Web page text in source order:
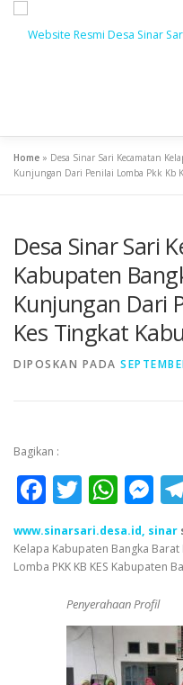
BERANDA BERITA
LAYANAN DUSUN
PRODUK HUKUM
Home » Desa Sinar Sari Kecamatan
Kunjungan Dari Penilai Lomba Pkk Kb
Desa Sinar Sari
Kabupaten
Kunjungan Dari
Kes Tingkat
DIPOSKAN PADA
Bagikan :
Facebook
Twitter
www.sinarsari.desa.id, sinar
Kelapa Kabupaten Bangka
Lomba PKK KB KES Kabupaten
Penyerahaan Profil